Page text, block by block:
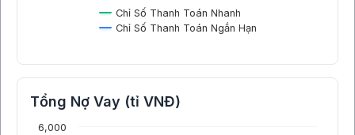
Chỉ Số Thanh Toán Nhanh
Chỉ Số Thanh Toán Ngắn Hạn
Tổng Nợ Vay (tỉ VNĐ)
6,000